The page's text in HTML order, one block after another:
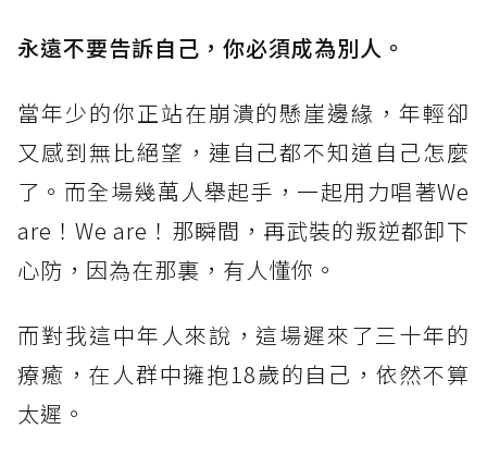
永遠不要告訴自己，你必須成為別人。
當年少的你正站在崩潰的懸崖邊緣，年輕卻
又感到無比絕望，連自己都不知道自己怎麼
了。而全場幾萬人舉起手，一起用力唱著We
are！We are！那瞬間，再武裝的叛逆都卸下
心防，因為在那裏，有人懂你。
而對我這中年人來說，這場遲來了三十年的
療癒，在人群中擁抱18歲的自己，依然不算
太遲。